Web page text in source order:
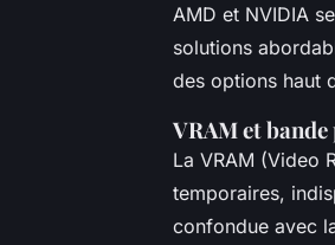
AMD et NVIDIA
solutions
des options haut
VRAM et
La VRAM (Video
temporaires,
confondue avec